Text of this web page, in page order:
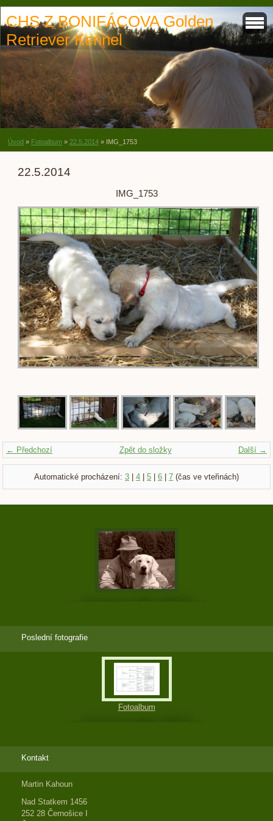
CHS Z BONIFÁCOVA Golden
Retriever Kennel
Úvod » Fotoalbum » 22.5.2014 » IMG_1753
22.5.2014
IMG_1753
← Předchozí Další →
Zpět do složky
Automatické procházení: 3 4 5 6 7 (čas ve vteřinách)
Poslední fotografie
Fotoalbum
Kontakt
Martin Kahoun
Nad Statkem 1456
252 28 Černošice I